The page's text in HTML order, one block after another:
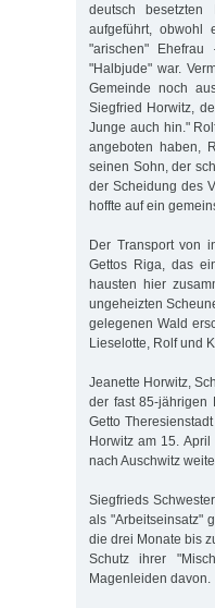
deutsch
aufgeführt,
"arischen"
"Halbjude" war.
Gemeinde noch
Siegfried Horwitz,
Junge auch hin."
angeboten haben,
seinen Sohn, der
der Scheidung des
hoffte auf ein
Der Transport von
Gettos Riga, das
hausten hier
ungeheizten
gelegenen Wald
Lieselotte, Rolf und
Jeanette Horwitz,
der fast 85-jährigen
Getto
Horwitz am 15.
nach Auschwitz
Siegfrieds
als "Arbeitseinsatz"
die drei Monate bis
Schutz ihrer
Magenleiden davon.